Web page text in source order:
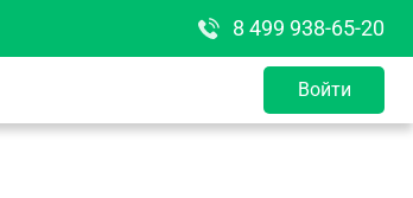
8 499 938-65-20
Войти